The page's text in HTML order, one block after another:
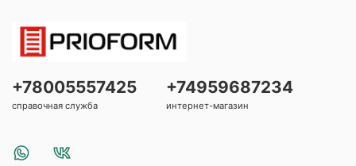
+78005557425
справочная служба
+74959687234
интернет-магазин